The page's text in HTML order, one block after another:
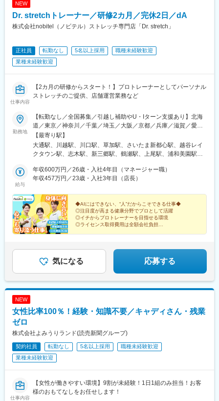
NEW
Dr. stretchトレーナー／研修2カ月／完休2日／dA
株式会社nobitel（ノビテル）ストレッチ専門店「Dr. stretch」
正社員 転勤なし 5名以上採用
職種未経験歓迎
業種未経験歓迎
仕事内容
【2カ月の研修からスタート！】プロトレーナーとしてパーソナル
ストレッチのご提供、店舗運営業務など
勤務地
【転勤なし／全国募集／引越し補助やU・Iターン支援あり】北海
道／東京／神奈川／千葉／埼玉／大阪／京都／兵庫／滋賀／愛知
／岐阜／福岡／広島／岡山＜新店舗続々オープン＞愛知、東京、
埼玉、大阪など◎勤務地の希望考慮◎U・Iターン歓迎◎引っ越し
手当（上限35万円まで）※規定あり※以下店舗への配属の場合は、
由が丘・幡ヶ谷 ・下高井戸・学芸大学・三軒茶屋・中目黒・下北
沢・千歳烏山・恵比寿・BINO御徒町・八王子・月島・ヨドバシ
口・ひばりが丘パルコ・仙川・練馬└神奈川：武蔵小杉・元住
吉・上大岡京急└千葉：イオンモール成田└兵庫：神戸元町・三宮
トアロード・三宮・デュオこうべ・ニッケパークタウン加古川・
姫路・イオンモール神戸北└広島：広島本通・ゆめタウン広島└岡
山：イオンモール岡山・倉敷天満屋※受動喫煙対策：施設内禁煙
【最寄り駅】
大通駅、川越駅、川口駅、草加駅、さいたま新都心駅、越谷レイ
クタウン駅、志木駅、新三郷駅、鶴瀬駅、上尾駅、浦和美園駅、
田馬場駅、吉祥寺駅、池袋駅、渋谷駅、錦糸町駅、亀戸駅、東京
駅、新宿駅(東京メトロ)、南大沢駅、宝町駅(東京都)、四谷三丁目
駅、蒲田駅、御茶ノ水駅、門前仲町駅、有明テニスの森駅、神田
駅(東京都)、六本木駅、木場駅(東京都)、有楽町駅、新宿西口駅、
日本橋駅(東京都)、高円寺駅、町田駅、東中野駅、虎ノ門ヒルズ
駅、新宿三丁目駅、麹町駅、成城学園前駅、五反田駅、二子玉川
駅、亀有駅、西大島駅、大森駅(東京都)、大塚駅(東京都)、駒沢大
みなとみらい駅、新百合ケ丘駅、平塚駅、橋本駅(神奈川県)、二俣
川駅、中央林間駅、石川町駅、ゆめが丘駅、藤沢駅、日吉駅(神奈
川県)、東戸塚駅、モレラ岐阜駅、美濃青柳駅、名鉄名古屋駅、名
瀬田駅(滋賀県)、東寺駅、京都河原町駅、北大路駅、西院駅(阪急
近鉄日本橋駅、十三駅、なんば駅(南海線)、近鉄八尾駅、大阪阿部
野橋駅、東梅田駅、なんば駅(地下鉄)、横堤駅、大日駅、心斎橋
駅、北花田駅、大阪梅田駅(阪急線)、大阪梅田駅(阪神線)、河内天
美駅、京橋駅(大阪府)、天満橋駅、阿倍野駅(地下鉄)、淀屋橋駅、
千里中央駅(北大阪急行)、長堀橋駅、大阪駅、堺東駅、岡田浦駅、
駅、御影駅(兵庫県・阪神線)、尼崎駅(東海道本線)、西宮北口駅、
博多駅、西新駅、酒殿駅、西鉄福岡駅、天神駅、福間駅、天拝山
給与
年収600万円／26歳・入社4年目（マネージャー職）
年収457万円／23歳・入社3年目（店長）
◆AIにはできない、“人”だからこそできる仕事◆
◎注目度が高まる健康分野でプロとして活躍
◎イチからプロトレーナーを目指せる環境
◎ライセンス取得費用は全額会社負担
気になる 応募する
NEW
女性比率100％！経験・知識不要／キャディさん・残業
ゼロ
株式会社よみうりランド(読売新聞グループ)
契約社員 転勤なし 5名以上採用
職種未経験歓迎
業種未経験歓迎
仕事内容
【女性が働きやすい環境】9割が未経験！1日1組のみ担当！お客
様のおもてなしをお任せします！